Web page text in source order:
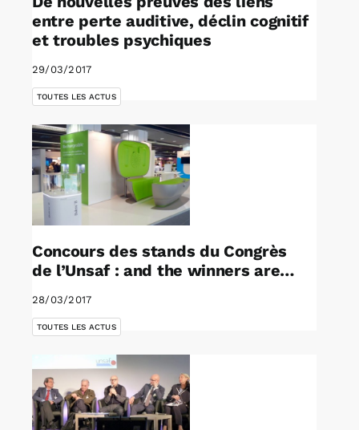
entre perte auditive, déclin cognitif
et troubles psychiques
29/03/2017
TOUTES LES ACTUS
Concours des stands du Congrès
de l’Unsaf : and the winners are…
28/03/2017
TOUTES LES ACTUS